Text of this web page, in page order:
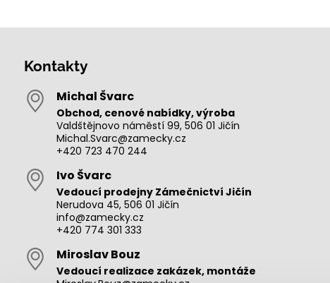
Kontakty
Michal Švarc
Obchod, cenové nabídky, výroba
Valdštějnovo náměstí 99, 506 01 Jičín
Michal.Svarc@zamecky.cz
+420 723 470 244
Ivo Švarc
Vedoucí prodejny Zámečnictví Jičín
Nerudova 45, 506 01 Jičín
info@zamecky.cz
+420 774 301 333
Miroslav Bouz
Vedoucí realizace zakázek, montáže